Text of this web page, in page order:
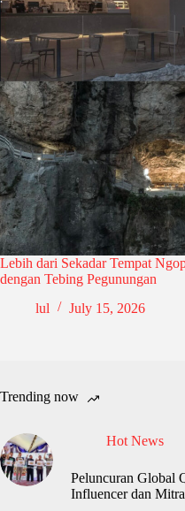
Lebih dari Sekadar Tempat
dengan Tebing Pegunungan
lul
July 15, 2026
Trending now
Hot News
Peluncuran Global
Influencer dan